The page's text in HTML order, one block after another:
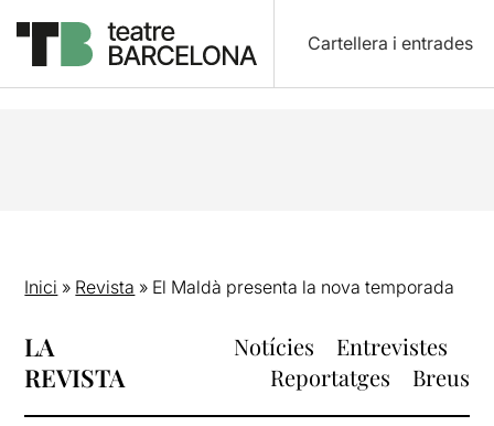
Cartellera i entrades
Inici » Revista » El Maldà presenta la nova temporada
LA
REVISTA
Notícies
Entrevistes
Reportatges
Breus